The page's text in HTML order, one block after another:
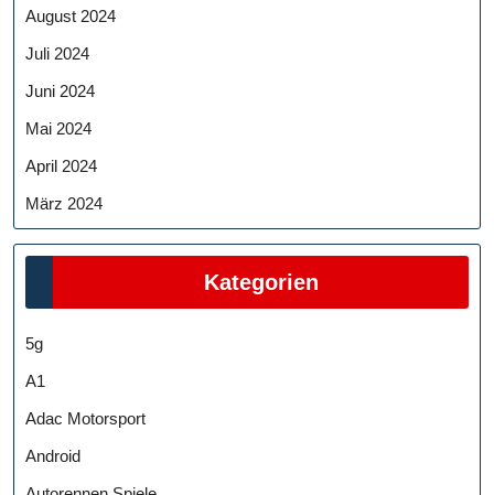
August 2024
Juli 2024
Juni 2024
Mai 2024
April 2024
März 2024
Kategorien
5g
A1
Adac Motorsport
Android